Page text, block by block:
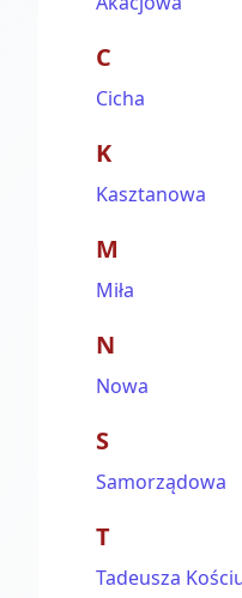
C
Cicha
K
Kasztanowa
M
Miła
N
Nowa
S
Samorządowa
T
Tadeusza